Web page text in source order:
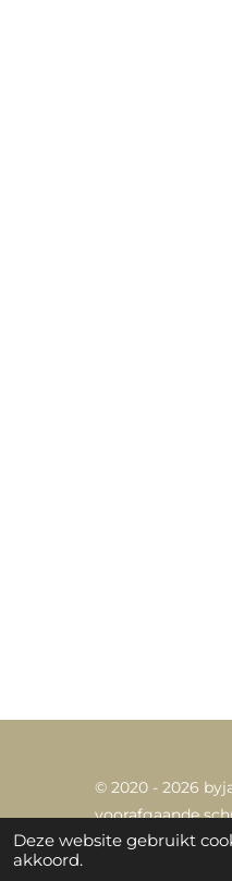
Deze website gebruikt
akkoord.
© 2020 - 2026
voorafgaande